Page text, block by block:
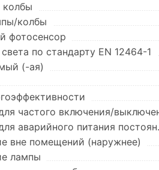
колбы
колбы
фотосенсор
по стандарту EN 12464-1
(-ая)
частого включения/
аварийного питания
вне помещений (наружнее)
лампы